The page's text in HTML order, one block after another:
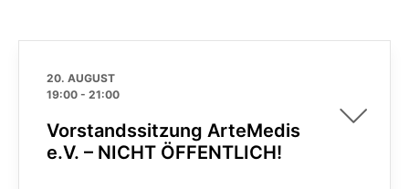
20. AUGUST
19:00 - 21:00
Vorstandssitzung ArteMedis
e.V. – NICHT ÖFFENTLICH!